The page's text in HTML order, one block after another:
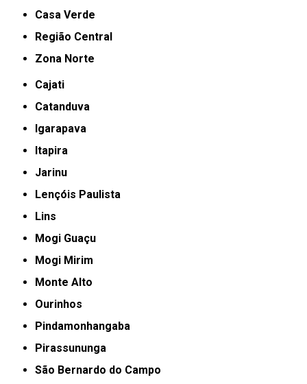
Casa Verde
Região Central
Zona Norte
Cajati
Catanduva
Igarapava
Itapira
Jarinu
Lençóis Paulista
Lins
Mogi Guaçu
Mogi Mirim
Monte Alto
Ourinhos
Pindamonhangaba
Pirassununga
São Bernardo do Campo